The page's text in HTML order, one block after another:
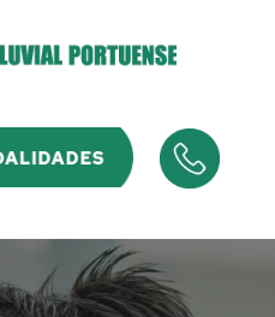
Menu